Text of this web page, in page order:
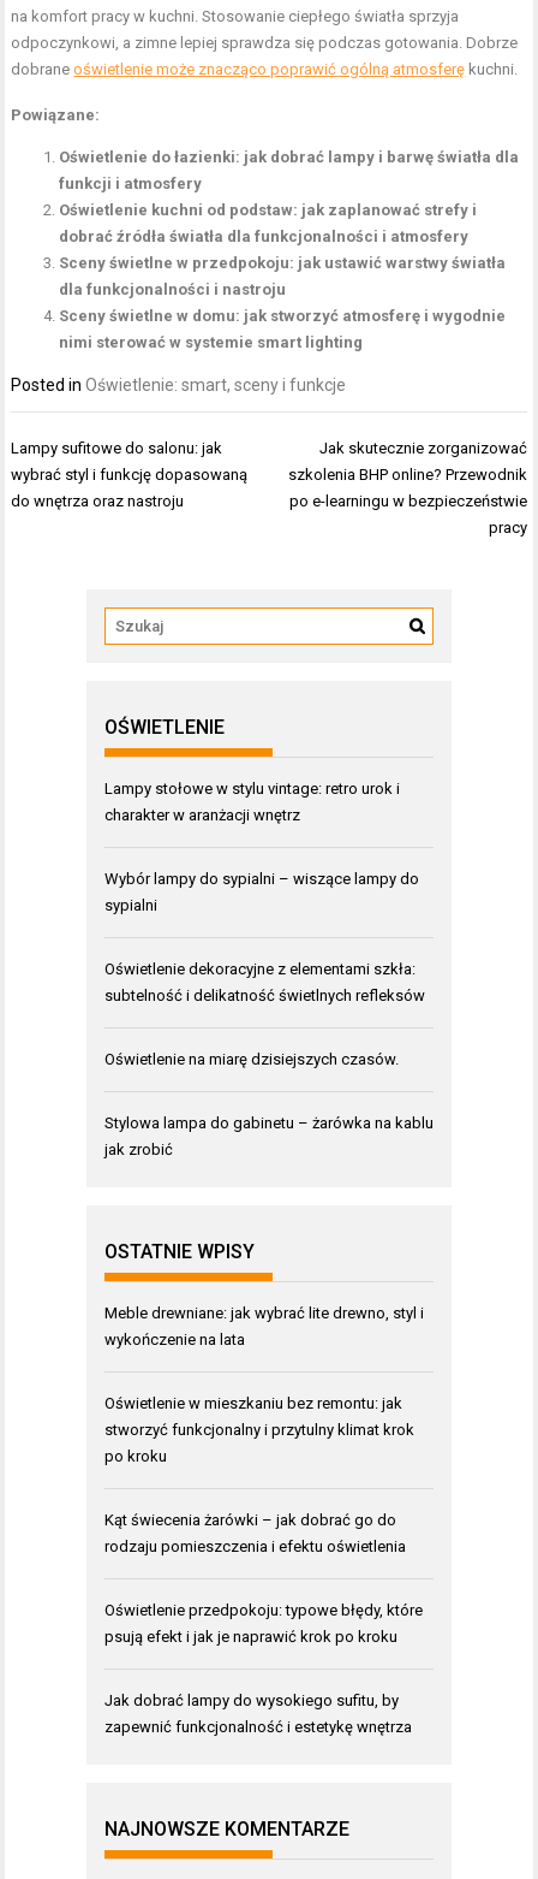
na komfort pracy w kuchni. Stosowanie ciepłego światła sprzyja
odpoczynkowi, a zimne lepiej sprawdza się podczas gotowania. Dobrze
dobraneoświetlenie może znacząco poprawić ogólną atmosferę kuchni.
Powiązane:
Oświetlenie do łazienki: jak dobrać lampy i barwę światła dla
funkcji i atmosfery
Oświetlenie kuchni od podstaw: jak zaplanować strefy i
dobrać źródła światła dla funkcjonalności i atmosfery
Sceny świetlne w przedpokoju: jak ustawić warstwy światła
dla funkcjonalności i nastroju
Sceny świetlne w domu: jak stworzyć atmosferę i wygodnie
nimi sterować w systemie smart lighting
Posted inOświetlenie: smart, sceny i funkcje
Nawigacja
wpisu
Lampy sufitowe do salonu: jak
wybrać styl i funkcję dopasowaną
do wnętrza oraz nastroju
Jak skutecznie zorganizować
szkolenia BHP online? Przewodnik
po e-learningu w bezpieczeństwie
pracy
OŚWIETLENIE
Lampy stołowe w stylu vintage: retro urok i
charakter w aranżacji wnętrz
Wybór lampy do sypialni – wiszące lampy do
sypialni
Oświetlenie dekoracyjne z elementami szkła:
subtelność i delikatność świetlnych refleksów
Oświetlenie na miarę dzisiejszych czasów.
Stylowa lampa do gabinetu – żarówka na kablu
jak zrobić
OSTATNIE WPISY
Meble drewniane: jak wybrać lite drewno, styl i
wykończenie na lata
Oświetlenie w mieszkaniu bez remontu: jak
stworzyć funkcjonalny i przytulny klimat krok
po kroku
Kąt świecenia żarówki – jak dobrać go do
rodzaju pomieszczenia i efektu oświetlenia
Oświetlenie przedpokoju: typowe błędy, które
psują efekt i jak je naprawić krok po kroku
Jak dobrać lampy do wysokiego sufitu, by
zapewnić funkcjonalność i estetykę wnętrza
NAJNOWSZE KOMENTARZE